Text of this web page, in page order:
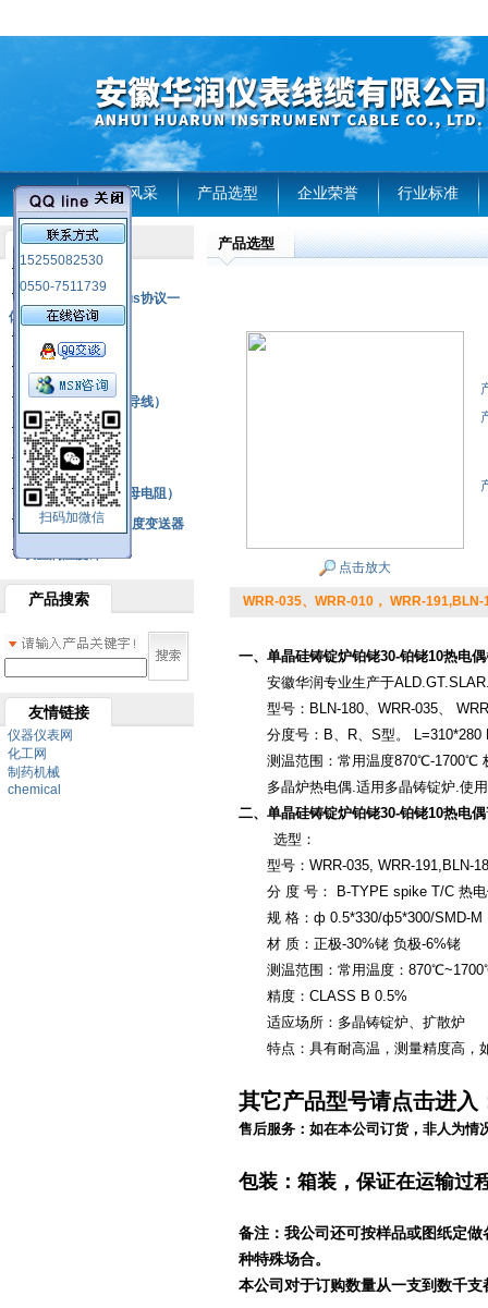
首页 企业风采 产品选型 企业荣誉 行业标准
15255082530
0550-7511739
扫码加微信
产品列表
RS485通讯modbus协议一
体化现场智能仪表
热电偶
压力式温度计
热电偶补偿电缆（导线）
振动传感器
热电阻
铂热电阻元件（云母电阻）
SBW系列一体化温度变送器
双金属温度计
产品搜索
友情链接
仪器仪表网
化工网
制药机械
chemical
产品选型
点击放大
WRR-035、WRR-010， WRR-
一、单晶硅铸锭炉铂铑30-铂铑10热电偶
安徽华润专业生产于
型号：BLN-180、WRR-035、
分度号：B、R、S型。 L=310*280
测温范围：常用温度870℃-1700℃
多晶炉热电偶.适用多晶铸锭炉.使用
二、单晶硅铸锭炉铂铑30-铂铑10热电偶
选型：
型号：WRR-035, WRR-191,BLN-
分 度 号： B-TYPE spike T/C 热电
规 格：ф 0.5*330/ф5*300/SMD-M
材 质：正极-30%铑 负极-6%铑
测温范围：常用温度：
精度：CLASS B 0.5%
适应场所：多晶铸锭炉、扩散炉
特点：具有耐高温，测量精度高，
其它产品型号请点击进入
售后服务：如在本公司订货，非人为情
包装：箱装，保证在运输过
备注：我公司还可按样品或图纸定
种特殊场合。
本公司对于订购数量从一支到数千支